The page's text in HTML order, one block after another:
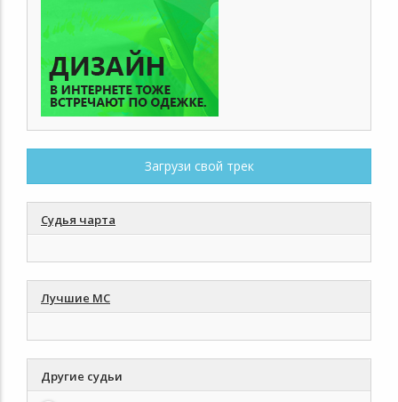
Загрузи свой трек
Судья чарта
Лучшие МС
Другие судьи